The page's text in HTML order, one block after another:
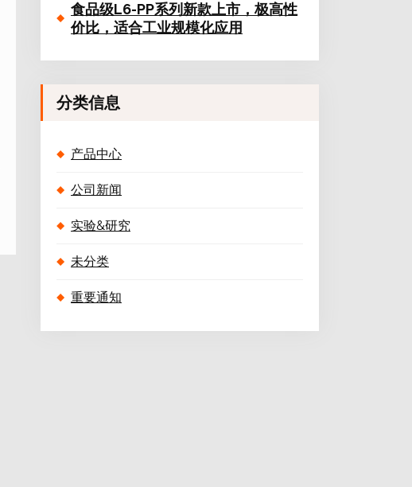
食品级L6-PP系列新款上市，极高性
价比，适合工业规模化应用
分类信息
产品中心
公司新闻
实验&研究
未分类
重要通知